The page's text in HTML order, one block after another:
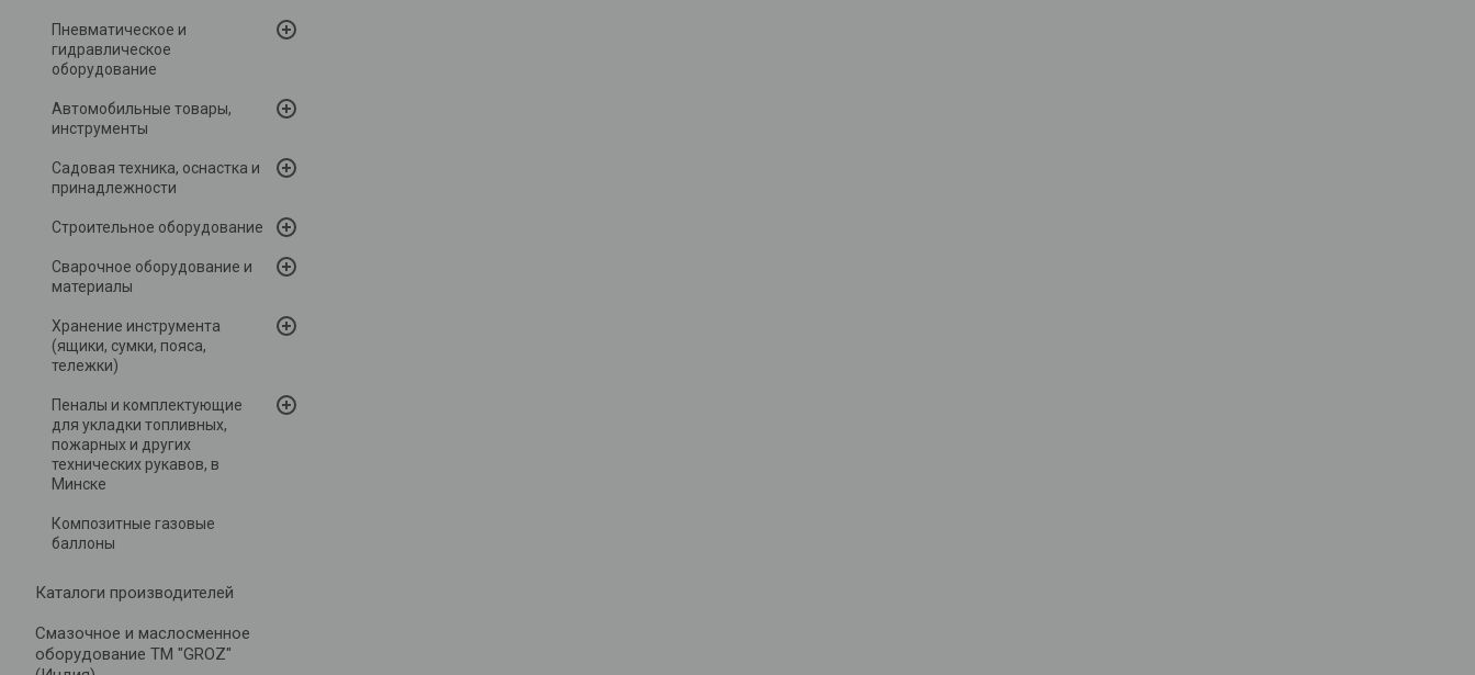
Пневматическое и
гидравлическое
оборудование
Автомобильные товары,
инструменты
Садовая техника, оснастка и
принадлежности
Строительное оборудование
Сварочное оборудование и
материалы
Хранение инструмента
(ящики, сумки, пояса,
тележки)
Пеналы и комплектующие
для укладки топливных,
пожарных и других
технических рукавов, в
Минске
Композитные газовые
баллоны
Каталоги производителей
Cмазочное и маслосменное
оборудование ТМ "GROZ"